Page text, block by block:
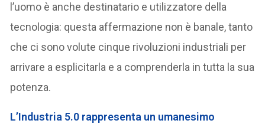
l’uomo è anche destinatario e utilizzatore della
tecnologia: questa affermazione non è banale, tanto
che ci sono volute cinque rivoluzioni industriali per
arrivare a esplicitarla e a comprenderla in tutta la sua
potenza.
L’Industria 5.0 rappresenta un umanesimo